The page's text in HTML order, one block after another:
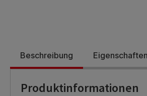
Beschreibung Eigenschaften
Produktinformationen